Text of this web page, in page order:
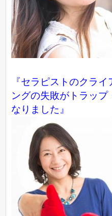
『セラピストのクラ
ングの失敗がトラップ
なりました』